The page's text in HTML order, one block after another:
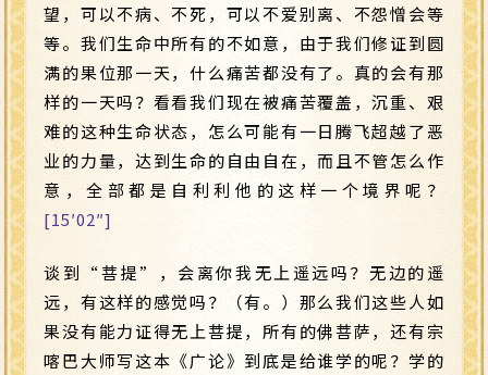
望，可以不病、不死，可以不爱别离、不怨憎会等
等。我们生命中所有的不如意，由于我们修证到圆
满的果位那一天，什么痛苦都没有了。真的会有那
样的一天吗？看看我们现在被痛苦覆盖，沉重、艰
难的这种生命状态，怎么可能有一日腾飞超越了恶
业的力量，达到生命的自由自在，而且不管怎么作
意，全部都是自利利他的这样一个境界呢？
[15′02″]
谈到“菩提”，会离你我无上遥远吗？无边的遥
远，有这样的感觉吗？（有。）那么我们这些人如
果没有能力证得无上菩提，所有的佛菩萨，还有宗
喀巴大师写这本《广论》到底是给谁学的呢？学的